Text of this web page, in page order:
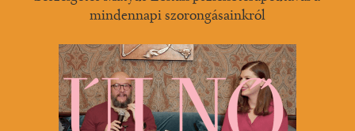
mindennapi szorongásainkról